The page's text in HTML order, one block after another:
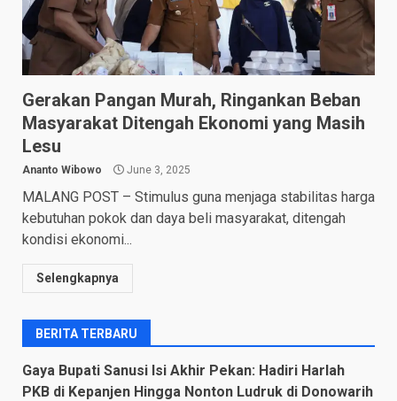
Gerakan Pangan Murah, Ringankan Beban
Masyarakat Ditengah Ekonomi yang Masih
Lesu
Ananto Wibowo June 3, 2025
MALANG POST – Stimulus guna menjaga stabilitas harga
kebutuhan pokok dan daya beli masyarakat, ditengah
kondisi ekonomi...
Selengkapnya
BERITA TERBARU
Gaya Bupati Sanusi Isi Akhir Pekan: Hadiri Harlah
PKB di Kepanjen Hingga Nonton Ludruk di Donowarih